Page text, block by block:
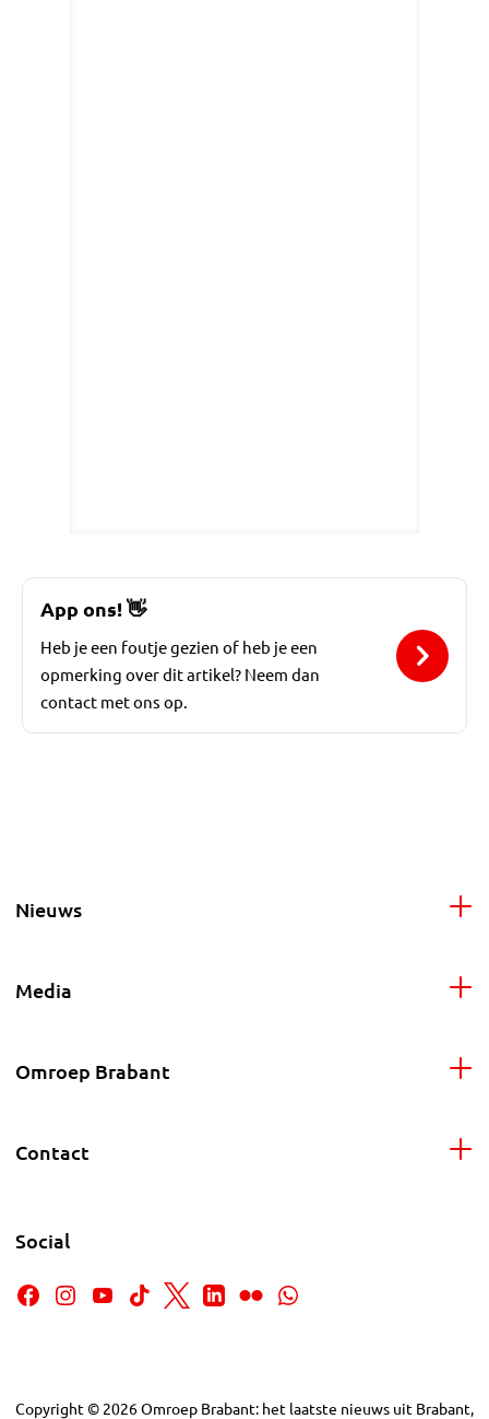
App ons!👋
Heb je een foutje gezien of heb je een
opmerking over dit artikel? Neem dan
contact met ons op.
Nieuws
Media
Omroep Brabant
Contact
Social
Copyright © 2026Omroep Brabant: het laatste nieuws uit Brabant,